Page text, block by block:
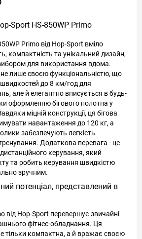
Sport HS-850WP Primo
Primo від Hop-Sport вміло
компактність та унікальний дизайн,
для використання вдома.
не лише своєю функціональністю, що
до 8 км/год для
але й елегантно вписується в будь-
оформленню бігового полотна у
міцній конструкції, ця бігова
навантаження до 120 кг, а
забезпечують легкість
Додаткова перевага - це
керування, який
та робить керування швидкістю
зручним.
потенціал, представлений в
від Hop-Sport перевершує звичайні
фітнес-обладнання. Ця
тільки компактна, а й вражає своєю